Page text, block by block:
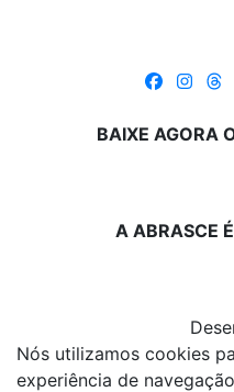
BAIXE AGORA
A ABRASCE
Nós utilizamos cookies
experiência de